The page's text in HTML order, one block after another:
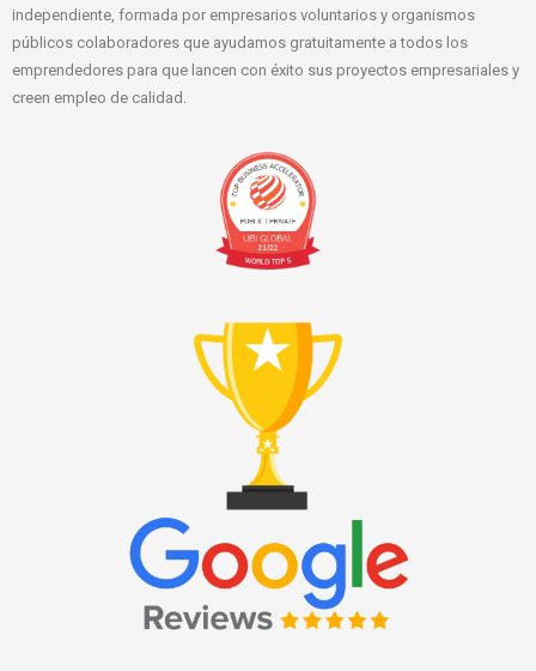
independiente, formada por empresarios voluntarios y organismos
públicos colaboradores que ayudamos gratuitamente a todos los
emprendedores para que lancen con éxito sus proyectos empresariales y
creen empleo de calidad.